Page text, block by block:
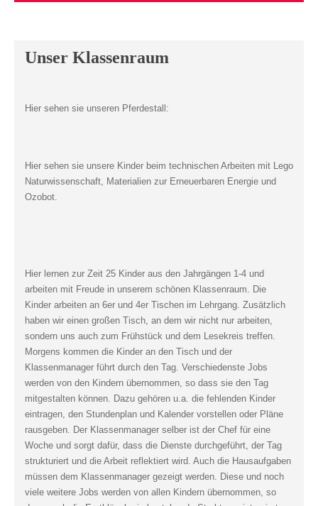
Unser Klassenraum
Hier sehen sie unseren Pferdestall:
Hier sehen sie unsere Kinder beim technischen Arbeiten mit Lego
Naturwissenschaft, Materialien zur Erneuerbaren Energie und
Ozobot.
Hier lernen zur Zeit 25 Kinder aus den Jahrgängen 1-4 und
arbeiten mit Freude in unserem schönen Klassenraum. Die
Kinder arbeiten an 6er und 4er Tischen im Lehrgang. Zusätzlich
haben wir einen großen Tisch, an dem wir nicht nur arbeiten,
sondern uns auch zum Frühstück und dem Lesekreis treffen.
Morgens kommen die Kinder an den Tisch und der
Klassenmanager führt durch den Tag. Verschiedenste Jobs
werden von den Kindern übernommen, so dass sie den Tag
mitgestalten können. Dazu gehören u.a. die fehlenden Kinder
eintragen, den Stundenplan und Kalender vorstellen oder Pläne
rausgeben. Der Klassenmanager selber ist der Chef für eine
Woche und sorgt dafür, dass die Dienste durchgeführt, der Tag
strukturiert und die Arbeit reflektiert wird. Auch die Hausaufgaben
müssen dem Klassenmanager gezeigt werden. Diese und noch
viele weitere Jobs werden von allen Kindern übernommen, so